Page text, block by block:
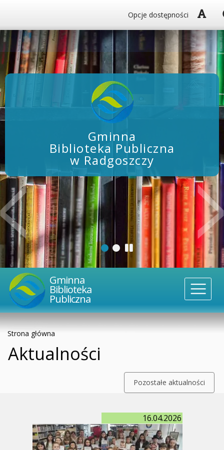
Opcje dostępności
Gminna
Biblioteka Publiczna
w Radgoszczy
Gminna
Biblioteka
Publiczna
Strona główna
Aktualności
Pozostałe aktualności
16.04.2026